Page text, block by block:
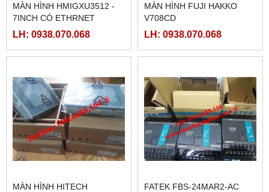
MÀN HÌNH HMIGXU3512 -
7INCH CÓ ETHRNET
LH: 0938.070.068
MÀN HÌNH FUJI HAKKO
V708CD
LH: 0938.070.068
MÀN HÌNH HITECH
FATEK FBS-24MAR2-AC